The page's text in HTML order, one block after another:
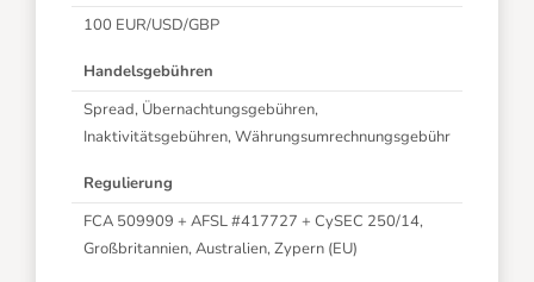
100 EUR/USD/GBP
Handelsgebühren
Spread, Übernachtungsgebühren,
Inaktivitätsgebühren,Währungsumrechnungsgebühr
Regulierung
FCA 509909 + AFSL #417727 + CySEC 250/14,
Großbritannien, Australien, Zypern (EU)